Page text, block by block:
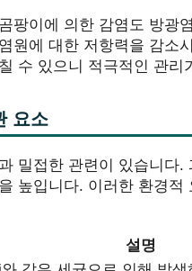
팡이에 의한 감염도 방광
원에 대한 저항력을 감소
수 있으니 적극적인 관리
요소
밀접한 관련이 있습니다
높입니다. 이러한 환경
설명